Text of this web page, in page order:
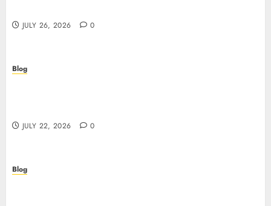
JULY 26, 2026 0
Blog
JULY 22, 2026 0
Blog